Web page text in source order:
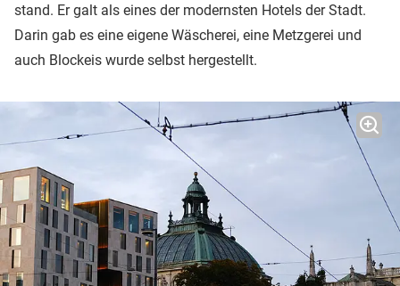
stand. Er galt als eines der modernsten Hotels der Stadt.
Darin gab es eine eigene Wäscherei, eine Metzgerei und
auch Blockeis wurde selbst hergestellt.